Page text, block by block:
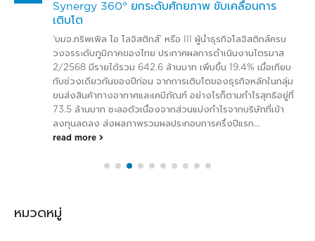
Synergy 360° ยกระดับศักยภาพ ขับเคลื่อนการ
เติบโต
‘บมจ.ทริพเพิล ไอ โลจิสติกส์’ หรือ III ผู้นำธุรกิจโลจิสติกส์ครบ
วงจรระดับภูมิภาคของไทย ประกาศผลการดำเนินงานไตรมาส
2/2568 มีรายได้รวม 642.6 ล้านบาท เพิ่มขึ้น 19.4% เมื่อเทียบ
กับช่วงเดียวกันของปีก่อน จากการเติบโตของธุรกิจหลักในกลุ่ม
ขนส่งสินค้าทางอากาศและเคมีภัณฑ์ อย่างไรก็ตามกำไรสุทธิอยู่ที่
73.5 ล้านบาท ชะลอตัวเนื่องจากส่วนแบ่งกำไรจากบริษัทที่เข้า
ลงทุนลดลง ส่งผลภาพรวมผลประกอบการครึ่งปีแรก...
read more
หมวดหมู่